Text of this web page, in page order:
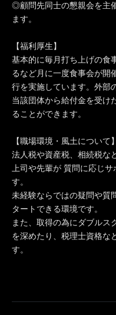
◎顧問先同士の懇親会を主
ます。
【福利厚生】
基本的に毎月打ち上げの食
るなど月に一度食事会が開
行を実施しています。外部
当該団体から給付金を受け
ることができます。
【職場環境・風土について】
法人税や資産税、相続税な
上司や先輩が 質問に応じ
す。
未経験ならではの疑問や質
タートできる環境です。
また、取得の為にダブルス
を深めたり、税理士資格な
す。